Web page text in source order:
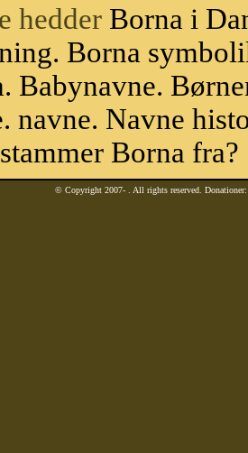
hedder Borna i
Borna
Babynavne.
navne. Navne
Borna fra?
© Copyright 2007- . All rights reserved.